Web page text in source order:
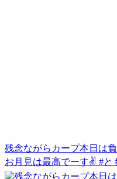
残念ながらカープ本日は
お月見は最高でーす✌ #と